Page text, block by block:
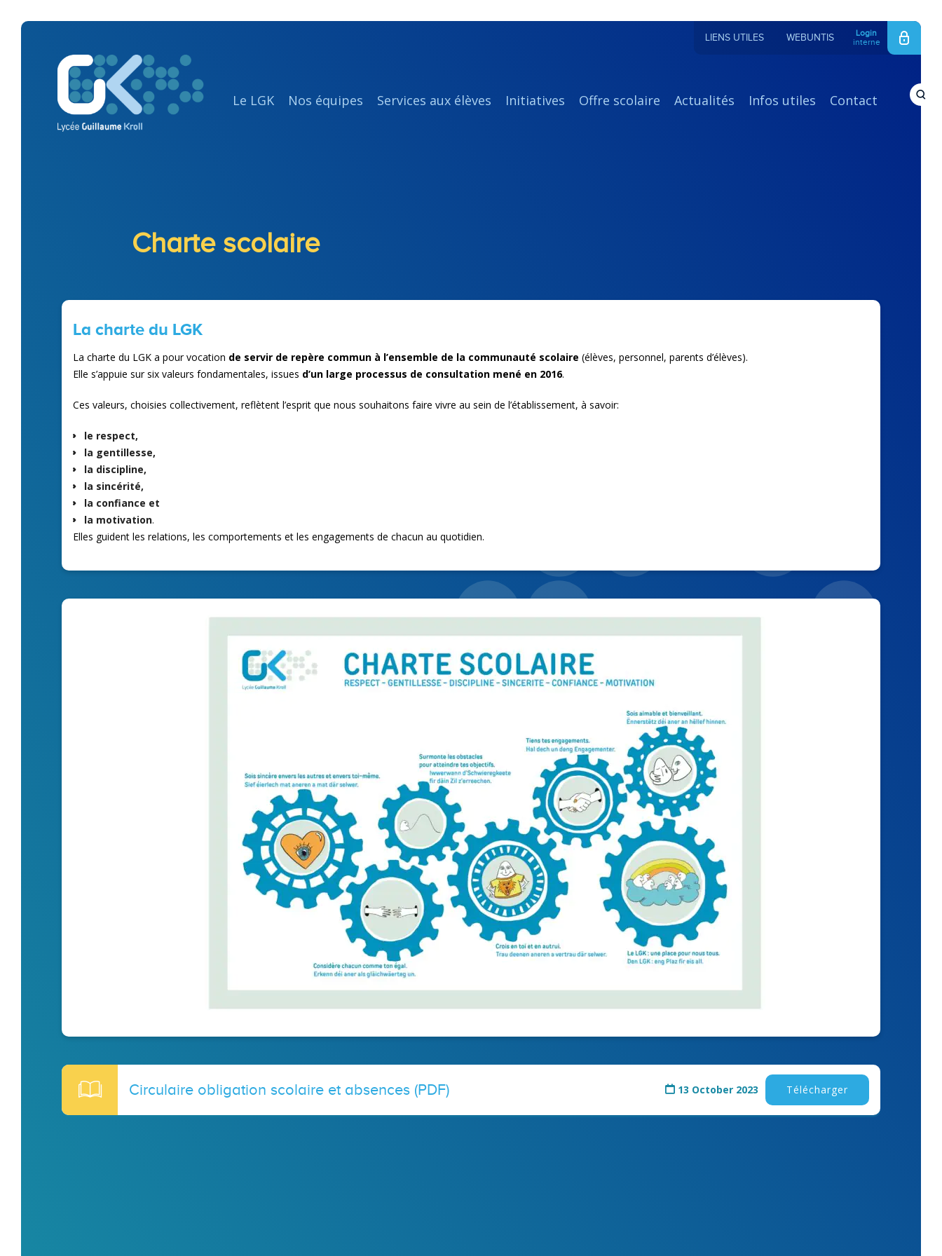
LIENS UTILES WEBUNTIS
Login
interne
Le LGK Nos équipes Services aux élèves Initiatives Offre scolaire Actualités Infos utiles Contact
Charte scolaire
La charte du LGK
La charte du LGK a pour vocation de servir de repère commun à l’ensemble de la communauté scolaire (élèves, personnel, parents d’élèves).
Elle s’appuie sur six valeurs fondamentales, issues d’un large processus de consultation mené en 2016.
Ces valeurs, choisies collectivement, reflètent l’esprit que nous souhaitons faire vivre au sein de l’établissement, à savoir:
le respect,
la gentillesse,
la discipline,
la sincérité,
la confiance et
la motivation.
Elles guident les relations, les comportements et les engagements de chacun au quotidien.
Circulaire obligation scolaire et absences (PDF) 13 October 2023 Télécharger